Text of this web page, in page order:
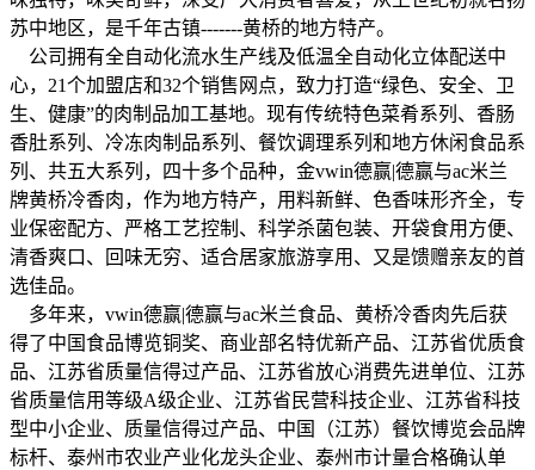
苏中地区，是千年古镇-------黄桥的地方特产。
公司拥有全自动化流水生产线及低温全自动化立体配送中
心，21个加盟店和32个销售网点，致力打造“绿色、安全、卫
生、健康”的肉制品加工基地。现有传统特色菜肴系列、香肠
香肚系列、冷冻肉制品系列、餐饮调理系列和地方休闲食品系
列、共五大系列，四十多个品种，金vwin德赢|德赢与ac米兰
牌黄桥冷香肉，作为地方特产，用料新鲜、色香味形齐全，专
业保密配方、严格工艺控制、科学杀菌包装、开袋食用方便、
清香爽口、回味无穷、适合居家旅游享用、又是馈赠亲友的首
选佳品。
多年来，vwin德赢|德赢与ac米兰食品、黄桥冷香肉先后获
得了中国食品博览铜奖、商业部名特优新产品、江苏省优质食
品、江苏省质量信得过产品、江苏省放心消费先进单位、江苏
省质量信用等级A级企业、江苏省民营科技企业、江苏省科技
型中小企业、质量信得过产品、中国（江苏）餐饮博览会品牌
标杆、泰州市农业产业化龙头企业、泰州市计量合格确认单